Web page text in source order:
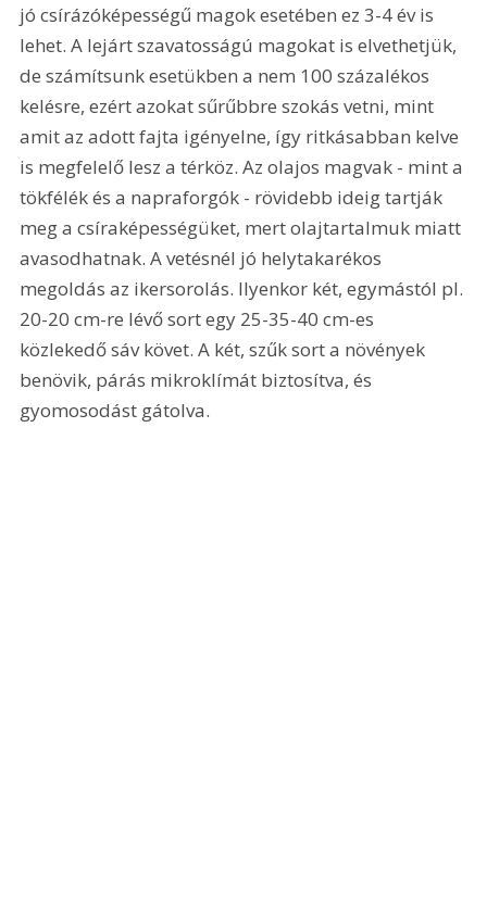
jó csírázóképességű magok esetében ez 3-4 év is
lehet. A lejárt szavatosságú magokat is elvethetjük,
de számítsunk esetükben a nem 100 százalékos
kelésre, ezért azokat sűrűbbre szokás vetni, mint
amit az adott fajta igényelne, így ritkásabban kelve
is megfelelő lesz a térköz. Az olajos magvak - mint a
tökfélék és a napraforgók - rövidebb ideig tartják
meg a csíraképességüket, mert olajtartalmuk miatt
avasodhatnak. A vetésnél jó helytakarékos
megoldás az ikersorolás. Ilyenkor két, egymástól pl.
20-20 cm-re lévő sort egy 25-35-40 cm-es
közlekedő sáv követ. A két, szűk sort a növények
benövik, párás mikroklímát biztosítva, és
gyomosodást gátolva.